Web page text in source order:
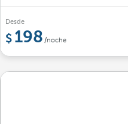
Desde
198 /noche